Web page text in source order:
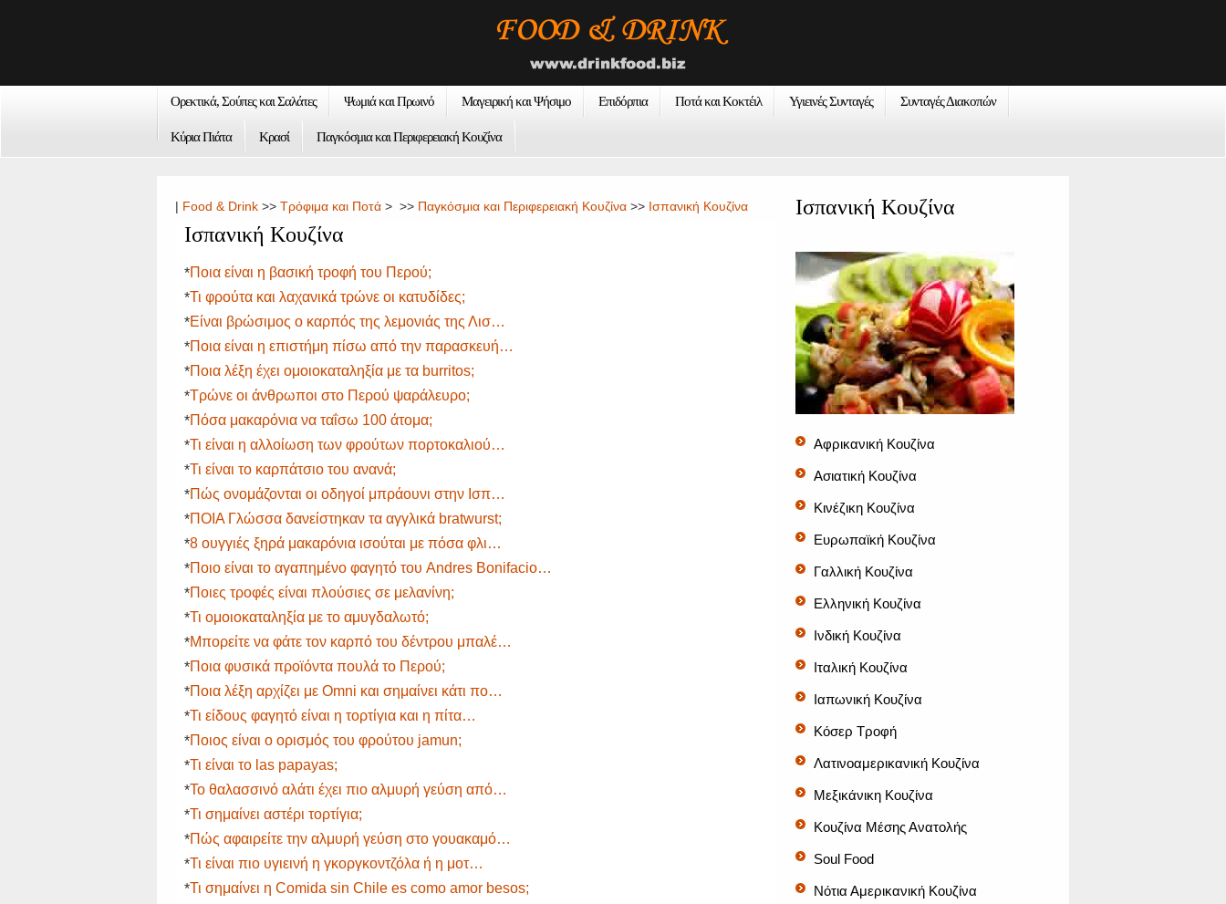
Ορεκτικά, Σούπες και Σαλάτες Ψωμιά και Πρωινό Μαγειρική και Ψήσιμο Επιδόρπια Ποτά και Κοκτέιλ Υγιεινές Συνταγές Συνταγές Διακοπών
Κύρια Πιάτα Κρασί Παγκόσμια και Περιφερειακή Κουζίνα
| Food & Drink >> Τρόφιμα και Ποτά > >> Παγκόσμια και Περιφερειακή Κουζίνα >> Ισπανική Κουζίνα
Ισπανική Κουζίνα
*Ποια είναι η βασική τροφή του Περού;
*Τι φρούτα και λαχανικά τρώνε οι κατυδίδες;
*Είναι βρώσιμος ο καρπός της λεμονιάς της Λισ…
*Ποια είναι η επιστήμη πίσω από την παρασκευή…
*Ποια λέξη έχει ομοιοκαταληξία με τα burritos;
*Τρώνε οι άνθρωποι στο Περού ψαράλευρο;
*Πόσα μακαρόνια να ταΐσω 100 άτομα;
*Τι είναι η αλλοίωση των φρούτων πορτοκαλιού…
*Τι είναι το καρπάτσιο του ανανά;
*Πώς ονομάζονται οι οδηγοί μπράουνι στην Ισπ…
*ΠΟΙΑ Γλώσσα δανείστηκαν τα αγγλικά bratwurst;
*8 ουγγιές ξηρά μακαρόνια ισούται με πόσα φλι…
*Ποιο είναι το αγαπημένο φαγητό του Andres Bonifacio…
*Ποιες τροφές είναι πλούσιες σε μελανίνη;
*Τι ομοιοκαταληξία με το αμυγδαλωτό;
*Μπορείτε να φάτε τον καρπό του δέντρου μπαλέ…
*Ποια φυσικά προϊόντα πουλά το Περού;
*Ποια λέξη αρχίζει με Omni και σημαίνει κάτι πο…
*Τι είδους φαγητό είναι η τορτίγια και η πίτα…
*Ποιος είναι ο ορισμός του φρούτου jamun;
*Τι είναι το las papayas;
*Το θαλασσινό αλάτι έχει πιο αλμυρή γεύση από…
*Τι σημαίνει αστέρι τορτίγια;
*Πώς αφαιρείτε την αλμυρή γεύση στο γουακαμό…
*Τι είναι πιο υγιεινή η γκοργκοντζόλα ή η μοτ…
*Τι σημαίνει η Comida sin Chile es como amor besos;
Ισπανική Κουζίνα
Αφρικανική Κουζίνα
Ασιατική Κουζίνα
Κινέζικη Κουζίνα
Ευρωπαϊκή Κουζίνα
Γαλλική Κουζίνα
Ελληνική Κουζίνα
Ινδική Κουζίνα
Ιταλική Κουζίνα
Ιαπωνική Κουζίνα
Κόσερ Τροφή
Λατινοαμερικανική Κουζίνα
Μεξικάνικη Κουζίνα
Κουζίνα Μέσης Ανατολής
Soul Food
Νότια Αμερικανική Κουζίνα